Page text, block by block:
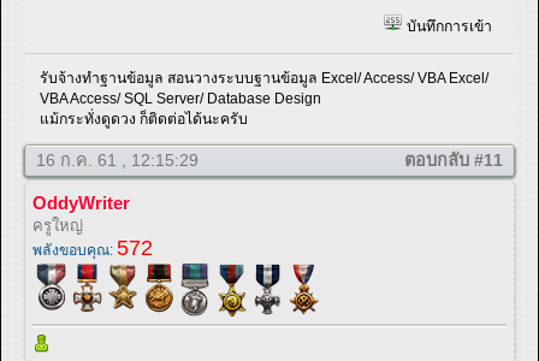
บันทึกการเข้า
รับจ้างทำฐานข้อมูล สอนวางระบบฐานข้อมูล Excel/ Access/ VBA Excel/
VBA Access/ SQL Server/ Database Design
แม้กระทั่งดูดวง ก็ติดต่อได้นะครับ
16 ก.ค. 61 , 12:15:29 ตอบกลับ #11
OddyWriter
ครูใหญ่
พลังขอบคุณ: 572